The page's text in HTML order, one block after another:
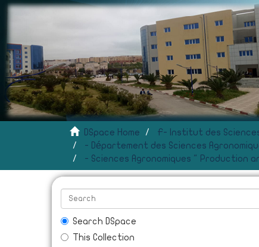
DSpace Home
- Département des Sciences
- Sciences Agronomiques " Production
Search DSpace
This Collection